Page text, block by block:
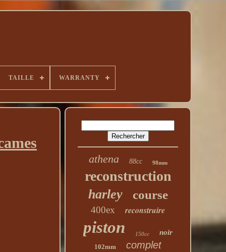
TAILLE WARRANTY
athena 88cc 98mm
reconstruction
harley course
400ex reconstruire
piston 150cc noir
102mm complet